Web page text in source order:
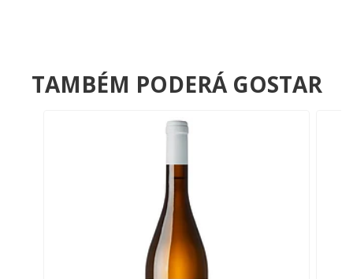
TAMBÉM PODERÁ GOSTAR